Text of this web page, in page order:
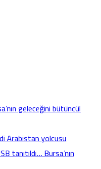
geleceğini bütüncül
Arabistan yolcusu
tanıtıldı… Bursa’nın